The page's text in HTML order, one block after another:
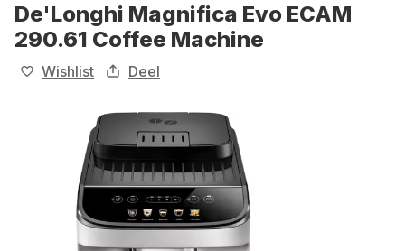
De'Longhi Magnifica Evo ECAM
290.61 Coffee Machine
Wishlist Deel